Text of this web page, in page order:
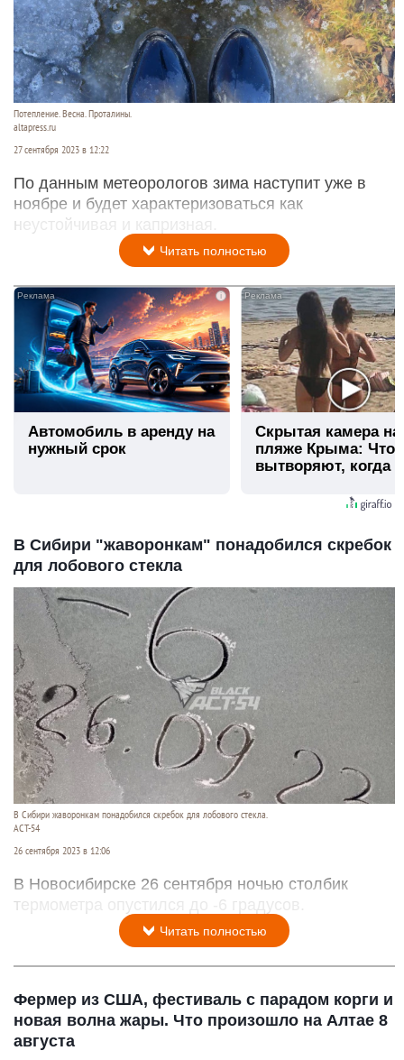
Потепление. Весна. Проталины.
altapress.ru
27 сентября 2023 в 12:22
По данным метеорологов зима наступит уже в
ноябре и будет характеризоваться как
неустойчивая и капризная.
Читать полностью
i
Автомобиль в аренду на
нужный срок
Скрытая камера на
пляже Крыма: Что
вытворяют, когда
В Сибири "жаворонкам" понадобился скребок
для лобового стекла
В Сибири жаворонкам понадобился скребок для лобового стекла.
АСТ-54
26 сентября 2023 в 12:06
В Новосибирске 26 сентября ночью столбик
термометра опустился до -6 градусов.
Читать полностью
Фермер из США, фестиваль с парадом корги и
новая волна жары. Что произошло на Алтае 8
августа